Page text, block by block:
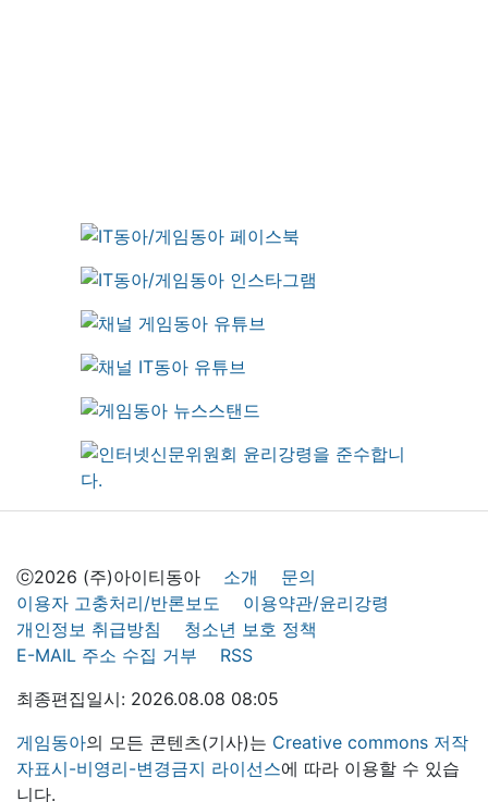
ⓒ2026 (주)아이티동아 소개
문의
이용자 고충처리/반론보도
이용약관/윤리강령
개인정보 취급방침
청소년 보호 정책
E-MAIL 주소 수집 거부
RSS
최종편집일시: 2026.08.08 08:05
게임동아의 모든 콘텐츠(기사)는 Creative commons 저작
자표시-비영리-변경금지 라이선스에 따라 이용할 수 있습
니다.